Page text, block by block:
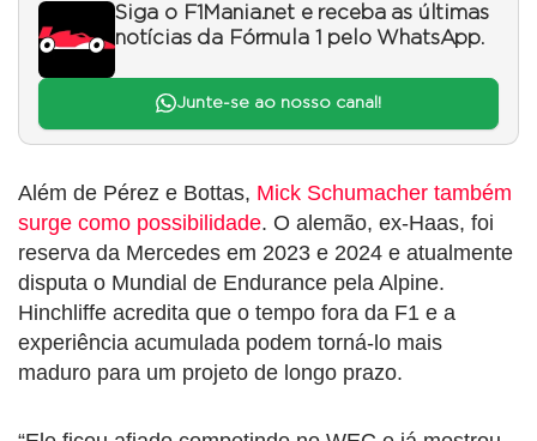
Siga o F1Mania.net e receba as últimas
notícias da Fórmula 1 pelo WhatsApp.
Junte-se ao nosso canal!
Além de Pérez e Bottas, Mick Schumacher também
surge como possibilidade. O alemão, ex-Haas, foi
reserva da Mercedes em 2023 e 2024 e atualmente
disputa o Mundial de Endurance pela Alpine.
Hinchliffe acredita que o tempo fora da F1 e a
experiência acumulada podem torná-lo mais
maduro para um projeto de longo prazo.